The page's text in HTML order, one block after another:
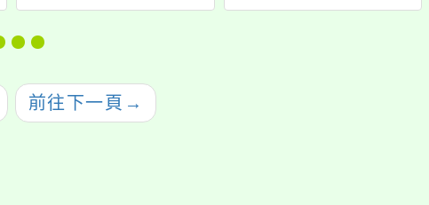
索國土測繪圖資」兒
童版宣導摺頁電子檔
國教課程綱要(總綱)國
前往下一頁 →